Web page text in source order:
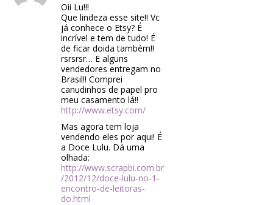
Oii Lu!!!
Que lindeza esse site!! Vc
já conhece o Etsy? É
incrível e tem de tudo! É
de ficar doida também!!
rsrsrsr… E alguns
vendedores entregam no
Brasil!! Comprei
canudinhos de papel pro
meu casamento lá!!
http://www.etsy.com/
Mas agora tem loja
vendendo eles por aqui! É
a Doce Lulu. Dá uma
olhada:
http://www.scrapbi.com.br
/2012/12/doce-lulu-no-1-
encontro-de-leitoras-
do.html